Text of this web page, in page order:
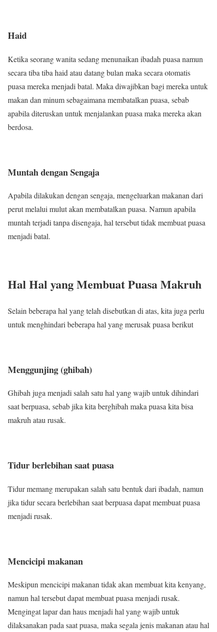
Haid
Ketika seorang wanita sedang menunaikan ibadah puasa namun
secara tiba tiba haid atau datang bulan maka secara otomatis
puasa mereka menjadi batal. Maka diwajibkan bagi mereka untuk
makan dan minum sebagaimana membatalkan puasa, sebab
apabila diteruskan untuk menjalankan puasa maka mereka akan
berdosa.
Muntah dengan Sengaja
Apabila dilakukan dengan sengaja, mengeluarkan makanan dari
perut melalui mulut akan membatalkan puasa. Namun apabila
muntah terjadi tanpa disengaja, hal tersebut tidak membuat puasa
menjadi batal.
Hal Hal yang Membuat Puasa Makruh
Selain beberapa hal yang telah disebutkan di atas, kita juga perlu
untuk menghindari beberapa hal yang merusak puasa berikut
Menggunjing (ghibah)
Ghibah juga menjadi salah satu hal yang wajib untuk dihindari
saat berpuasa, sebab jika kita berghibah maka puasa kita bisa
makruh atau rusak.
Tidur berlebihan saat puasa
Tidur memang merupakan salah satu bentuk dari ibadah, namun
jika tidur secara berlebihan saat berpuasa dapat membuat puasa
menjadi rusak.
Mencicipi makanan
Meskipun mencicipi makanan tidak akan membuat kita kenyang,
namun hal tersebut dapat membuat puasa menjadi rusak.
Mengingat lapar dan haus menjadi hal yang wajib untuk
dilaksanakan pada saat puasa, maka segala jenis makanan atau hal